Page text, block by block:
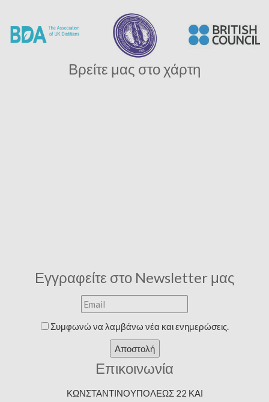
Βρείτε μας στο χάρτη
Εγγραφείτε στο Newsletter μας
Συμφωνώ να λαμβάνω νέα και ενημερώσεις.
Αποστολή
Επικοινωνία
ΚΩΝΣΤΑΝΤΙΝΟΥΠΟΛΕΩΣ 22 ΚΑΙ